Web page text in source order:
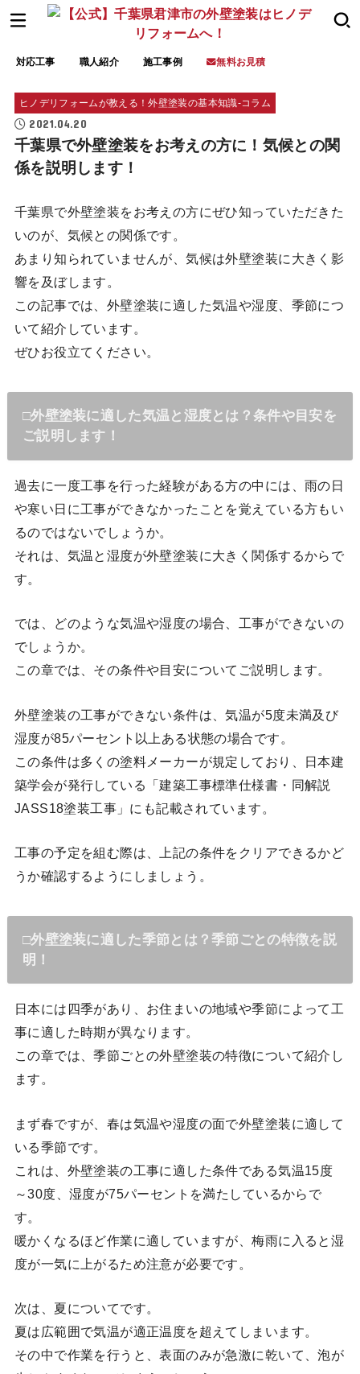
対応工事 職人紹介 施工事例 無料お見積
ヒノデリフォームが教える！外壁塗装の基本知識‐コラム
2021.04.20
千葉県で外壁塗装をお考えの方に！気候との関
係を説明します！
千葉県で外壁塗装をお考えの方にぜひ知っていただきた
いのが、気候との関係です。
あまり知られていませんが、気候は外壁塗装に大きく影
響を及ぼします。
この記事では、外壁塗装に適した気温や湿度、季節につ
いて紹介しています。
ぜひお役立てください。
□外壁塗装に適した気温と湿度とは？条件や目安を
ご説明します！
過去に一度工事を行った経験がある方の中には、雨の日
や寒い日に工事ができなかったことを覚えている方もい
るのではないでしょうか。
それは、気温と湿度が外壁塗装に大きく関係するからで
す。
では、どのような気温や湿度の場合、工事ができないの
でしょうか。
この章では、その条件や目安についてご説明します。
外壁塗装の工事ができない条件は、気温が5度未満及び
湿度が85パーセント以上ある状態の場合です。
この条件は多くの塗料メーカーが規定しており、日本建
築学会が発行している「建築工事標準仕様書・同解説
JASS18塗装工事」にも記載されています。
工事の予定を組む際は、上記の条件をクリアできるかど
うか確認するようにしましょう。
□外壁塗装に適した季節とは？季節ごとの特徴を説
明！
日本には四季があり、お住まいの地域や季節によって工
事に適した時期が異なります。
この章では、季節ごとの外壁塗装の特徴について紹介し
ます。
まず春ですが、春は気温や湿度の面で外壁塗装に適して
いる季節です。
これは、外壁塗装の工事に適した条件である気温15度
～30度、湿度が75パーセントを満たしているからで
す。
暖かくなるほど作業に適していますが、梅雨に入ると湿
度が一気に上がるため注意が必要です。
次は、夏についてです。
夏は広範囲で気温が適正温度を超えてしまいます。
その中で作業を行うと、表面のみが急激に乾いて、泡が